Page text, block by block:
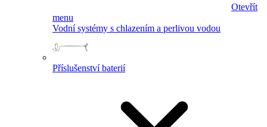
Otevřít
menu
Vodní systémy s chlazením a perlivou vodou
Příslušenství baterií